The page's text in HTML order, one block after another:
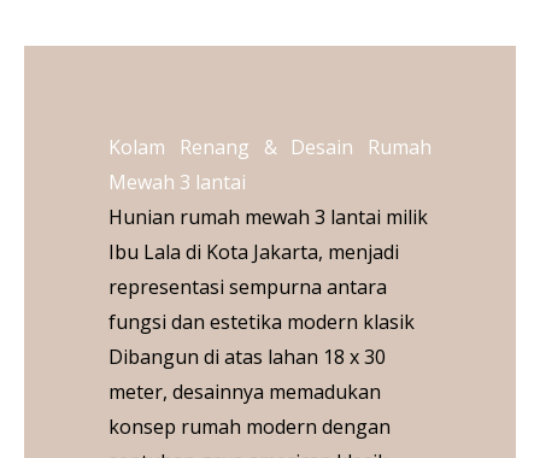
Kolam Renang & Desain Rumah
Mewah 3 lantai
Hunian rumah mewah 3 lantai milik
Ibu Lala di Kota Jakarta, menjadi
representasi sempurna antara
fungsi dan estetika modern klasik
Dibangun di atas lahan 18 x 30
meter, desainnya memadukan
konsep rumah modern dengan